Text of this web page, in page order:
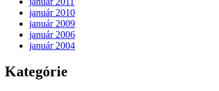
január 2010
január 2009
január 2006
január 2004
Kategórie